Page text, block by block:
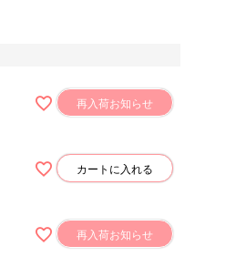
再入荷お知らせ
カートに入れる
再入荷お知らせ